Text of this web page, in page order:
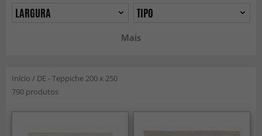
Mais
LARGURA
TIPO
Início / DE - Teppiche 200 x 250
790 produtos